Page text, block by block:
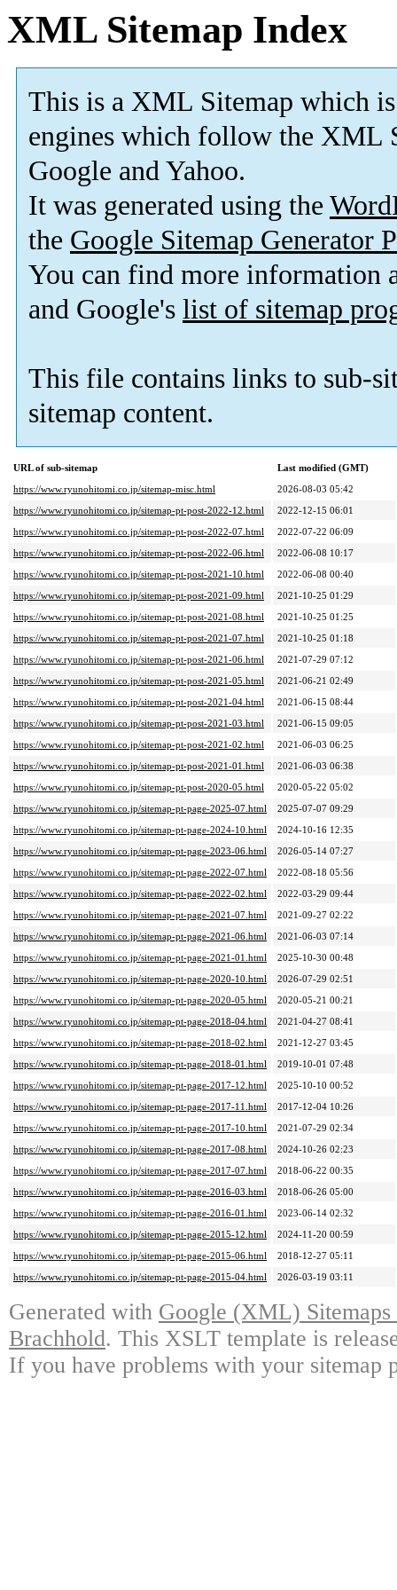
XML Sitemap Index
This is a XML Sitemap which is
engines which follow the XML
Google and Yahoo.
It was generated using the
the Google Sitemap Generator
You can find more information
and Google's list of sitemap
This file contains links to sub-
sitemap content.
URL of sub-sitemap
Last modified (GMT)
https://www.ryunohitomi.co.jp/sitemap-misc.html
2026-08-03 05:42
https://www.ryunohitomi.co.jp/sitemap-pt-post-2022-12.html
2022-12-15 06:01
https://www.ryunohitomi.co.jp/sitemap-pt-post-2022-07.html
2022-07-22 06:09
https://www.ryunohitomi.co.jp/sitemap-pt-post-2022-06.html
2022-06-08 10:17
https://www.ryunohitomi.co.jp/sitemap-pt-post-2021-10.html
2022-06-08 00:40
https://www.ryunohitomi.co.jp/sitemap-pt-post-2021-09.html
2021-10-25 01:29
https://www.ryunohitomi.co.jp/sitemap-pt-post-2021-08.html
2021-10-25 01:25
https://www.ryunohitomi.co.jp/sitemap-pt-post-2021-07.html
2021-10-25 01:18
https://www.ryunohitomi.co.jp/sitemap-pt-post-2021-06.html
2021-07-29 07:12
https://www.ryunohitomi.co.jp/sitemap-pt-post-2021-05.html
2021-06-21 02:49
https://www.ryunohitomi.co.jp/sitemap-pt-post-2021-04.html
2021-06-15 08:44
https://www.ryunohitomi.co.jp/sitemap-pt-post-2021-03.html
2021-06-15 09:05
https://www.ryunohitomi.co.jp/sitemap-pt-post-2021-02.html
2021-06-03 06:25
https://www.ryunohitomi.co.jp/sitemap-pt-post-2021-01.html
2021-06-03 06:38
https://www.ryunohitomi.co.jp/sitemap-pt-post-2020-05.html
2020-05-22 05:02
https://www.ryunohitomi.co.jp/sitemap-pt-page-2025-07.html
2025-07-07 09:29
https://www.ryunohitomi.co.jp/sitemap-pt-page-2024-10.html
2024-10-16 12:35
https://www.ryunohitomi.co.jp/sitemap-pt-page-2023-06.html
2026-05-14 07:27
https://www.ryunohitomi.co.jp/sitemap-pt-page-2022-07.html
2022-08-18 05:56
https://www.ryunohitomi.co.jp/sitemap-pt-page-2022-02.html
2022-03-29 09:44
https://www.ryunohitomi.co.jp/sitemap-pt-page-2021-07.html
2021-09-27 02:22
https://www.ryunohitomi.co.jp/sitemap-pt-page-2021-06.html
2021-06-03 07:14
https://www.ryunohitomi.co.jp/sitemap-pt-page-2021-01.html
2025-10-30 00:48
https://www.ryunohitomi.co.jp/sitemap-pt-page-2020-10.html
2026-07-29 02:51
https://www.ryunohitomi.co.jp/sitemap-pt-page-2020-05.html
2020-05-21 00:21
https://www.ryunohitomi.co.jp/sitemap-pt-page-2018-04.html
2021-04-27 08:41
https://www.ryunohitomi.co.jp/sitemap-pt-page-2018-02.html
2021-12-27 03:45
https://www.ryunohitomi.co.jp/sitemap-pt-page-2018-01.html
2019-10-01 07:48
https://www.ryunohitomi.co.jp/sitemap-pt-page-2017-12.html
2025-10-10 00:52
https://www.ryunohitomi.co.jp/sitemap-pt-page-2017-11.html
2017-12-04 10:26
https://www.ryunohitomi.co.jp/sitemap-pt-page-2017-10.html
2021-07-29 02:34
https://www.ryunohitomi.co.jp/sitemap-pt-page-2017-08.html
2024-10-26 02:23
https://www.ryunohitomi.co.jp/sitemap-pt-page-2017-07.html
2018-06-22 00:35
https://www.ryunohitomi.co.jp/sitemap-pt-page-2016-03.html
2018-06-26 05:00
https://www.ryunohitomi.co.jp/sitemap-pt-page-2016-01.html
2023-06-14 02:32
https://www.ryunohitomi.co.jp/sitemap-pt-page-2015-12.html
2024-11-20 00:59
https://www.ryunohitomi.co.jp/sitemap-pt-page-2015-06.html
2018-12-27 05:11
https://www.ryunohitomi.co.jp/sitemap-pt-page-2015-04.html
2026-03-19 03:11
Generated with Google (XML)
Brachhold. This XSLT template is
If you have problems with your sitemap